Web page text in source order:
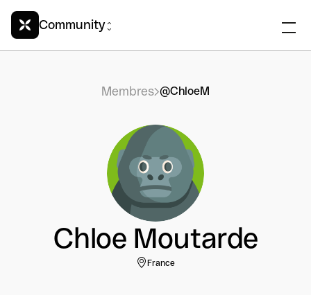
Community
Membres @ChloeM
Chloe Moutarde
France